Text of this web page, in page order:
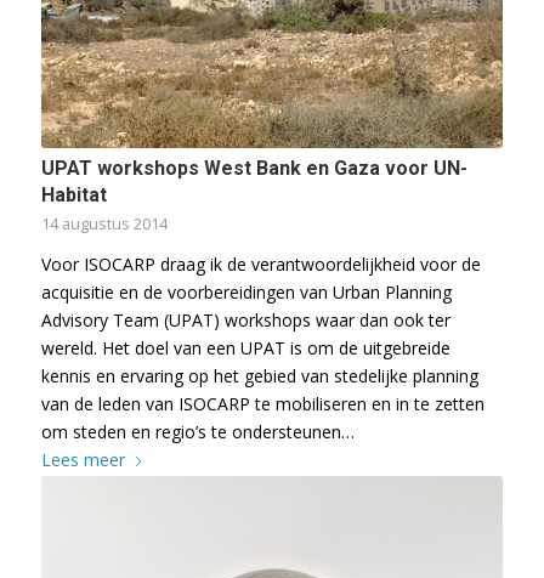
UPAT workshops West Bank en Gaza voor UN-
Habitat
14 augustus 2014
Voor ISOCARP draag ik de verantwoordelijkheid voor de
acquisitie en de voorbereidingen van Urban Planning
Advisory Team (UPAT) workshops waar dan ook ter
wereld. Het doel van een UPAT is om de uitgebreide
kennis en ervaring op het gebied van stedelijke planning
van de leden van ISOCARP te mobiliseren en in te zetten
om steden en regio’s te ondersteunen…
Lees meer